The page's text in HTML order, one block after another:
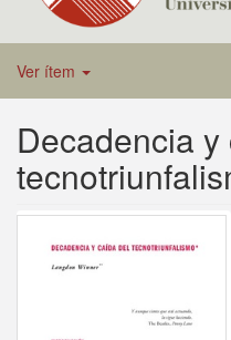
Ver ítem
Decadencia